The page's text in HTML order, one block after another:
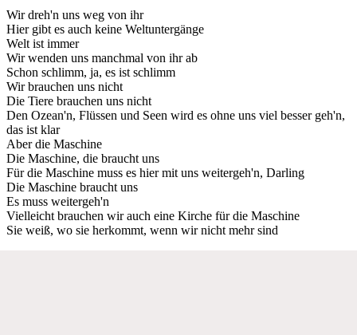
Wir dreh'n uns weg von ihr
Hier gibt es auch keine Weltuntergänge
Welt ist immer
Wir wenden uns manchmal von ihr ab
Schon schlimm, ja, es ist schlimm
Wir brauchen uns nicht
Die Tiere brauchen uns nicht
Den Ozean'n, Flüssen und Seen wird es ohne uns viel besser geh'n,
das ist klar
Aber die Maschine
Die Maschine, die braucht uns
Für die Maschine muss es hier mit uns weitergeh'n, Darling
Die Maschine braucht uns
Es muss weitergeh'n
Vielleicht brauchen wir auch eine Kirche für die Maschine
Sie weiß, wo sie herkommt, wenn wir nicht mehr sind